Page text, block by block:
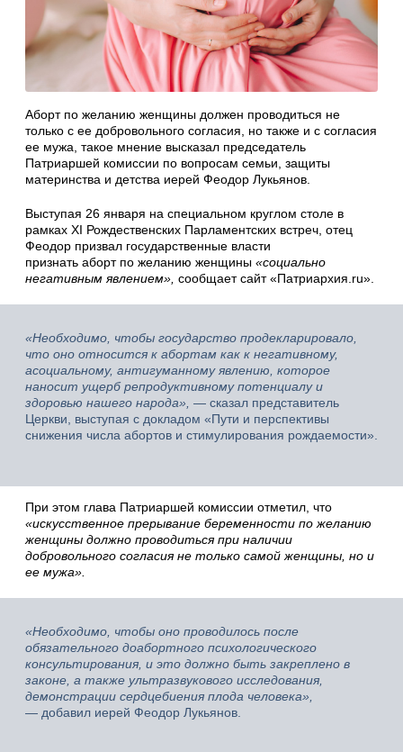
Аборт по желанию женщины должен проводиться не
только с ее добровольного согласия, но также и с согласия
ее мужа, такое мнение высказал председатель
Патриаршей комиссии по вопросам семьи, защиты
материнства и детства иерей Феодор Лукьянов.
Выступая 26 января на специальном круглом столе в
рамках XI Рождественских Парламентских встреч, отец
Феодор призвал государственные власти
признать аборт по желанию женщины «социально
негативным явлением», сообщает сайт «Патриархия.ru».
«Необходимо, чтобы государство продекларировало,
что оно относится к абортам как к негативному,
асоциальному, антигуманному явлению, которое
наносит ущерб репродуктивному потенциалу и
здоровью нашего народа», — сказал представитель
Церкви, выступая с докладом «Пути и перспективы
снижения числа абортов и стимулирования рождаемости».
При этом глава Патриаршей комиссии отметил, что
«искусственное прерывание беременности по желанию
женщины должно проводиться при наличии
добровольного согласия не только самой женщины, но и
ее мужа».
«Необходимо, чтобы оно проводилось после
обязательного доабортного психологического
консультирования, и это должно быть закреплено в
законе, а также ультразвукового исследования,
демонстрации сердцебиения плода человека»,
— добавил иерей Феодор Лукьянов.